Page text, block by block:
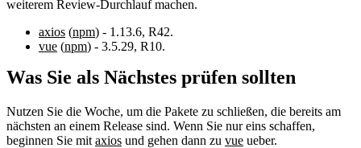
weiterem Review-Durchlauf machen.
axios (npm) - 1.13.6, R42.
vue (npm) - 3.5.29, R10.
Was Sie als Nächstes prüfen sollten
Nutzen Sie die Woche, um die Pakete zu schließen, die bereits am
nächsten an einem Release sind. Wenn Sie nur eins schaffen,
beginnen Sie mit axios und gehen dann zu vue ueber.